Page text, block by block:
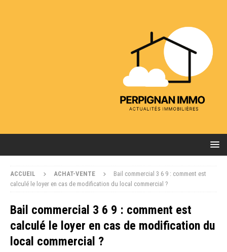
ACCUEIL ACHAT-VENTE
Bail commercial 3 6 9 : comment est
calculé le loyer en cas de modification du local commercial ?
Bail commercial 3 6 9 : comment est
calculé le loyer en cas de modification du
local commercial ?